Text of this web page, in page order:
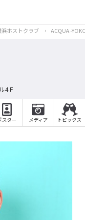
浜ホストクラブ ACQUA -
4Ｆ
スター メディア トピックス